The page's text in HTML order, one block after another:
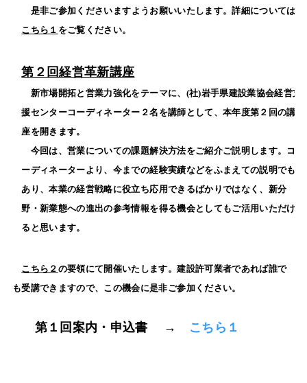
是非ご参加くださいますようお願いいたします。詳細については
こちら１ をご覧ください。
第２回経営革新講座
新市場開拓と営業力強化をテーマに、(社)岩手県建設業協会経営支
援センターコーディネーター２名を講師として、本年度第２回の講
座を開きます。
今回は、営業についての課題解決方法をご紹介ご説明します。コ
ーディネーターより、今までの経験実績などをふまえての説明でも
あり、本業の経営戦略に役立ち応用できるばかりではなく、新分
野・新業態への進出の参考情報を得る機会としてもご活用いただけ
ると思います。
こちら２ の要領にて開催いたします。建設許可業者であれば誰で
も受講できますので、この機会に是非ご参加ください。
第１回案内・申込書 → こちら１